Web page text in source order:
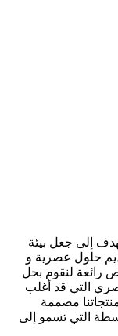
إلى جعل بيئة
حلول عصرية و
رائعة لنقوم بحل
التي قد أغلب
مصممة
التي تسمو إلى